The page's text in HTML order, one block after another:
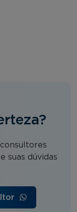
suas dúvidas